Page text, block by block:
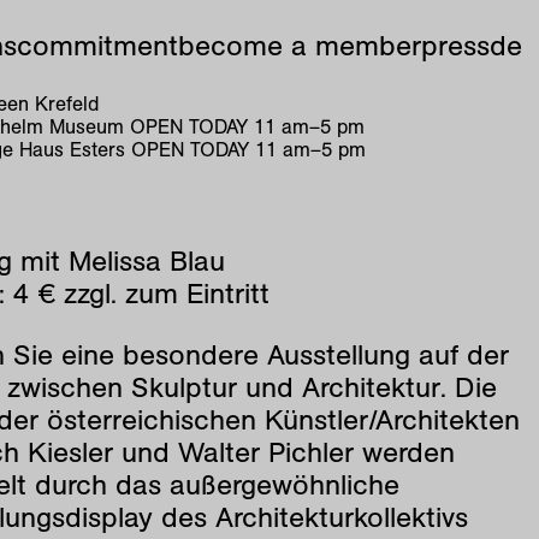
commitmentbecome a memberpressde
Krefeld
Museum OPEN TODAY 11 am–5 pm
Haus Esters OPEN TODAY 11 am–5 pm
mit Melissa Blau
4 € zzgl. zum Eintritt
Sie eine besondere Ausstellung auf der
zwischen Skulptur und Architektur. Die
österreichischen Künstler/Architekten
Kiesler und Walter Pichler werden
durch das außergewöhnliche
des Architekturkollektivs